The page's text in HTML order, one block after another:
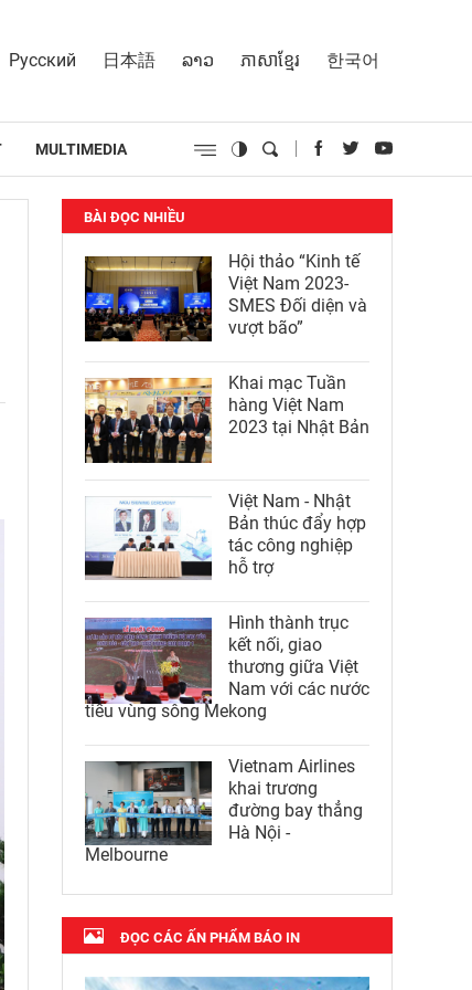
Русский 日本語 ລາວ ភាសាខ្មែរ 한국어
MULTIMEDIA
BÀI ĐỌC NHIỀU
Hội thảo “Kinh tế
Việt Nam 2023-
SMES Đối diện và
vượt bão”
Khai mạc Tuần
hàng Việt Nam
2023 tại Nhật Bản
Việt Nam - Nhật
Bản thúc đẩy hợp
tác công nghiệp
hỗ trợ
Hình thành trục
kết nối, giao
thương giữa Việt
Nam với các nước
tiểu vùng sông Mekong
Vietnam Airlines
khai trương
đường bay thẳng
Hà Nội -
Melbourne
ĐỌC CÁC ẤN PHẨM BÁO IN